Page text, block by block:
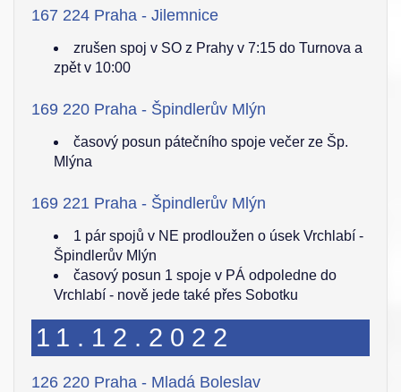
167 224 Praha - Jilemnice
zrušen spoj v SO z Prahy v 7:15 do Turnova a
zpět v 10:00
169 220 Praha - Špindlerův Mlýn
časový posun pátečního spoje večer ze Šp.
Mlýna
169 221 Praha - Špindlerův Mlýn
1 pár spojů v NE prodloužen o úsek Vrchlabí -
Špindlerův Mlýn
časový posun 1 spoje v PÁ odpoledne do
Vrchlabí - nově jede také přes Sobotku
11.12.2022
126 220 Praha - Mladá Boleslav